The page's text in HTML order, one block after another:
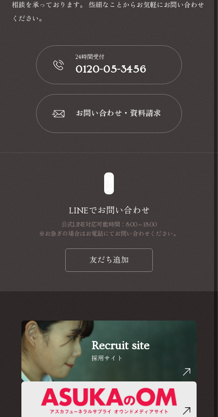
相談を承っております。
些細なことからお気軽にお問い合わせ
ください。
📞
24時間受付
0120-05-3456
📩
お問い合わせ・資料請求
LINEでお問い合わせ
公式LINE対応可能時間：8:00～18:00
※お急ぎの場合はお電話にてお問い合わせください。
友だち追加
採用サイト
Recruit site